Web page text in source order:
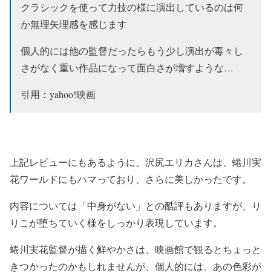
クラシックを使って力技の様に演出しているのは何
か無理矢理感を感じます
個人的には他の監督だったらもう少し演出が毒々し
さがなく重い作品になって面白さが増すような…
引用：yahoo!映画
上記レビューにもあるように、沢尻エリカさんは、 蜷川実
花ワールドにもハマっており、さらに美しかったです。
内容については「中身がない」との酷評もありますが、り
りこが堕ちていく様をしっかり表現しています。
蜷川実花監督が描く鮮やかさは、映画館で観るとちょっと
きつかったのかもしれませんが、個人的には、あの色彩が